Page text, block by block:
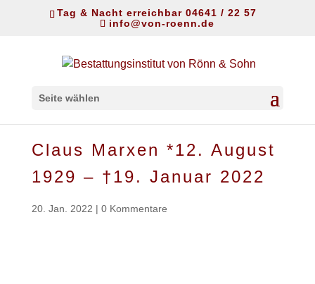
Tag & Nacht erreichbar 04641 / 22 57
info@von-roenn.de
Seite wählen
Claus Marxen *12. August
1929 – †19. Januar 2022
20. Jan. 2022 | 0 Kommentare